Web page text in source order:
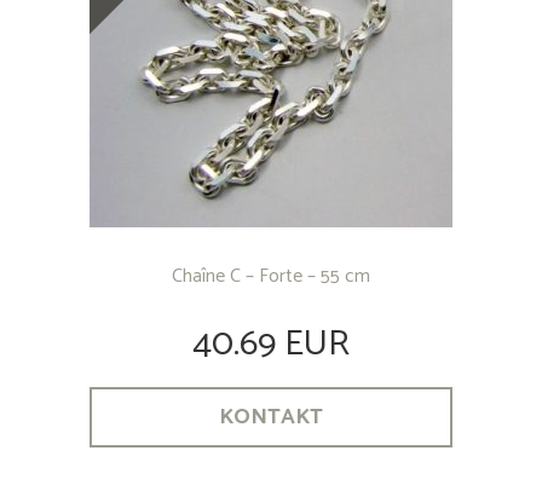
Chaîne C – Forte – 55 cm
40.69 EUR
KONTAKT